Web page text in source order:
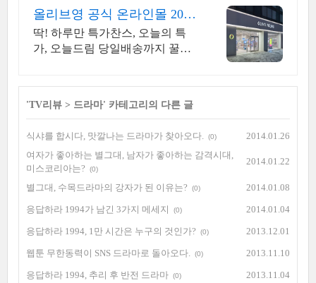
올리브영 공식 온라인몰 20시
이전 주문은 오늘드림
딱! 하루만 특가찬스, 오늘의 특
가, 오늘드림 당일배송까지 꿀혜
'TV리뷰 > 드라마' 카테고리의 다른 글
식샤를 합시다, 맛깔나는 드라마가 찾아오다. (0)
2014.01.26
여자가 좋아하는 별그대, 남자가 좋아하는 감격시대,
미스코리아는?
(0)
2014.01.22
별그대, 수목드라마의 강자가 된 이유는? (0) 2014.01.08
응답하라 1994가 남긴 3가지 메세지 (0) 2014.01.04
응답하라 1994, 1만 시간은 누구의 것인가? (0) 2013.12.01
웹툰 무한동력이 SNS 드라마로 돌아오다. (0) 2013.11.10
응답하라 1994, 추리 후 반전 드라마 (0) 2013.11.04